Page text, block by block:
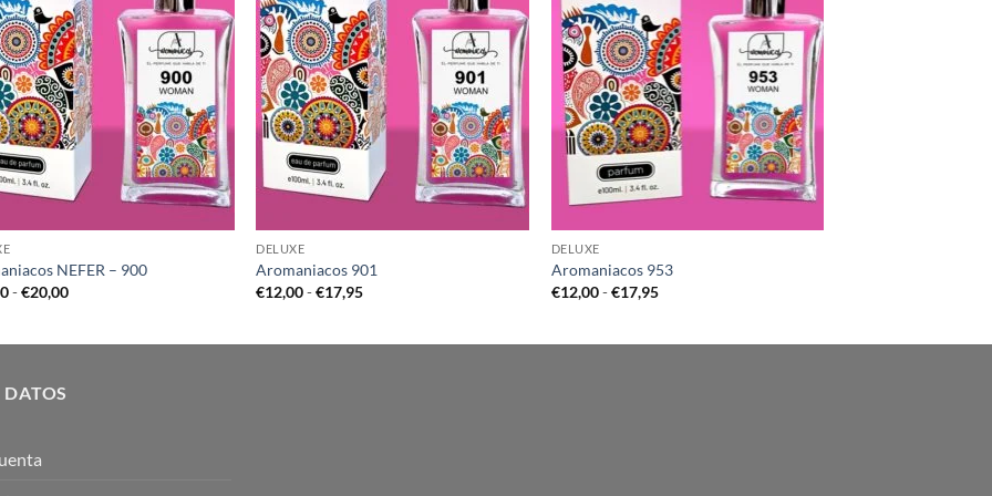
NEFER – 900
-€20,00Rango
DELUXE
Aromaniacos 901
€12,00-€17,95Rango
DELUXE
Aromaniacos 953
€12,00 - €17,95Rango